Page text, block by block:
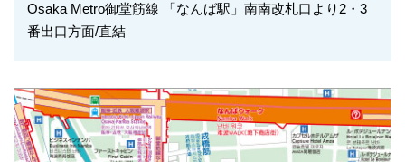
Osaka Metro御堂筋線 「なんば駅」南南改札口より2・3
番出口方面/直結